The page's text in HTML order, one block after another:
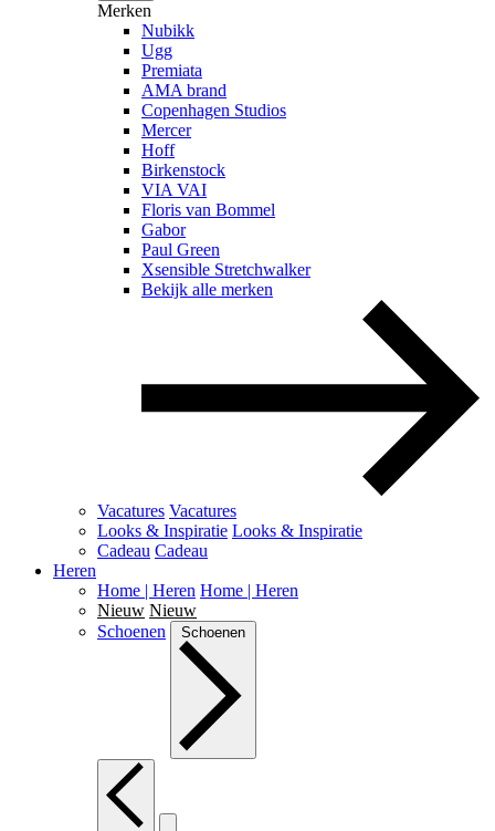
Merken
Nubikk
Ugg
Premiata
AMA brand
Copenhagen Studios
Mercer
Hoff
Birkenstock
VIA VAI
Floris van Bommel
Gabor
Paul Green
Xsensible Stretchwalker
Bekijk alle merken
Vacatures Vacatures
Looks & Inspiratie Looks & Inspiratie
Cadeau Cadeau
Heren
Home | Heren Home | Heren
Nieuw Nieuw
Schoenen
Schoenen